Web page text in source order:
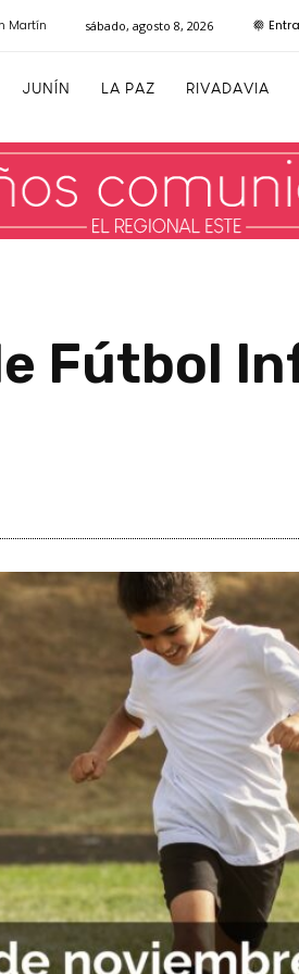
Martín sábado, agosto 8, 2026
JUNÍN LA PAZ RIVADAVIA
Fútbol